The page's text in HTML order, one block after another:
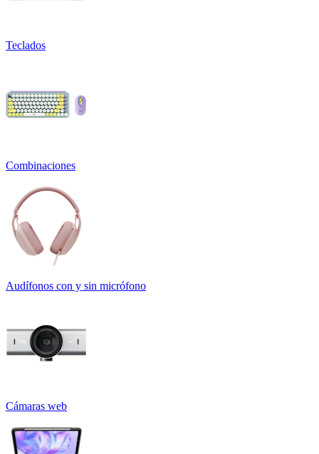
Teclados
Combinaciones
Audífonos con y sin micrófono
Cámaras web